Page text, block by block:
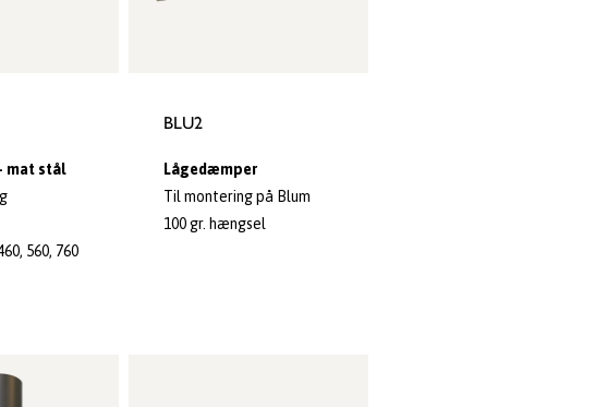
mat stål
560, 760
BLU2
Lågedæmper
Til montering på Blum
100 gr. hængsel